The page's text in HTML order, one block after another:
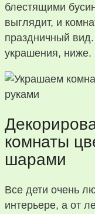
блестящими
выглядит, и
праздничный
украшения, ниже.
комнаты
шарами
Все дети очень
интерьере, а от